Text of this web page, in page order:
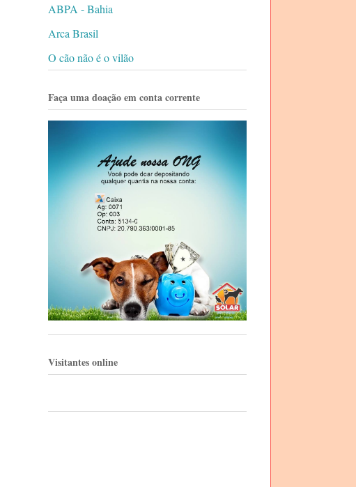
ABPA - Bahia
Arca Brasil
O cão não é o vilão
Faça uma doação em conta corrente
Visitantes online